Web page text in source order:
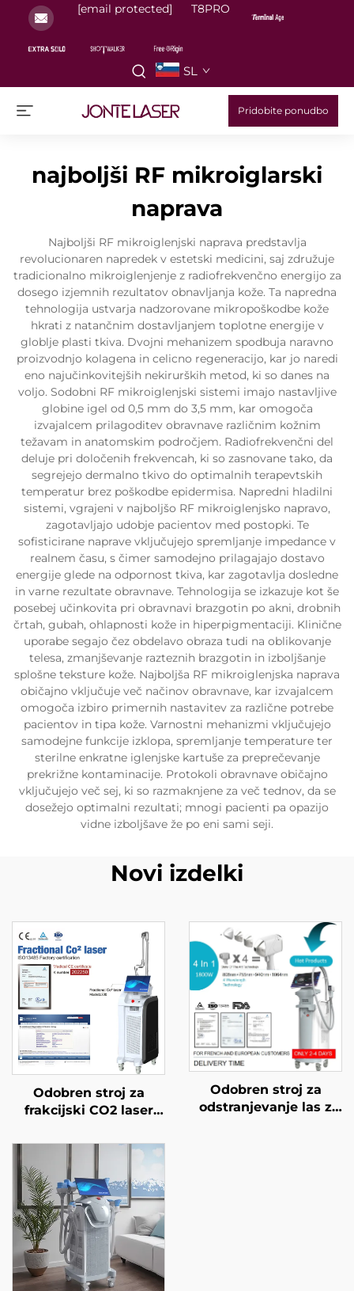
[email protected] T8PRO
SL
Pridobite ponudbo
najboljši RF mikroiglarski
naprava
Najboljši RF mikroiglenjski naprava predstavlja
revolucionaren napredek v estetski medicini, saj združuje
tradicionalno mikroiglenjenje z radiofrekvenčno energijo za
dosego izjemnih rezultatov obnavljanja kože. Ta napredna
tehnologija ustvarja nadzorovane mikropoškodbe kože
hkrati z natančnim dostavljanjem toplotne energije v
globlje plasti tkiva. Dvojni mehanizem spodbuja naravno
proizvodnjo kolagena in celicno regeneracijo, kar jo naredi
eno najučinkovitejših nekirurških metod, ki so danes na
voljo. Sodobni RF mikroiglenjski sistemi imajo nastavljive
globine igel od 0,5 mm do 3,5 mm, kar omogoča
izvajalcem prilagoditev obravnave različnim kožnim
težavam in anatomskim področjem. Radiofrekvenčni del
deluje pri določenih frekvencah, ki so zasnovane tako, da
segrejejo dermalno tkivo do optimalnih terapevtskih
temperatur brez poškodbe epidermisa. Napredni hladilni
sistemi, vgrajeni v najboljšo RF mikroiglenjsko napravo,
zagotavljajo udobje pacientov med postopki. Te
sofisticirane naprave vključujejo spremljanje impedance v
realnem času, s čimer samodejno prilagajajo dostavo
energije glede na odpornost tkiva, kar zagotavlja dosledne
in varne rezultate obravnave. Tehnologija se izkazuje kot še
posebej učinkovita pri obravnavi brazgotin po akni, drobnih
črtah, gubah, ohlapnosti kože in hiperpigmentaciji. Klinične
uporabe segajo čez obdelavo obraza tudi na oblikovanje
telesa, zmanjševanje razteznih brazgotin in izboljšanje
splošne teksture kože. Najboljša RF mikroiglenjska naprava
običajno vključuje več načinov obravnave, kar izvajalcem
omogoča izbiro primernih nastavitev za različne potrebe
pacientov in tipa kože. Varnostni mehanizmi vključujejo
samodejne funkcije izklopa, spremljanje temperature ter
sterilne enkratne iglenjske kartuše za preprečevanje
prekrižne kontaminacije. Protokoli obravnave običajno
vključujejo več sej, ki so razmaknjene za več tednov, da se
dosežejo optimalni rezultati; mnogi pacienti pa opazijo
vidne izboljšave že po eni sami seji.
Novi izdelki
Odobren stroj za
frakcijski CO2 laser
MMDSAP
Odobren stroj za
odstranjevanje las z